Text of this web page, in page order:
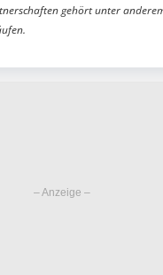
gehört unter